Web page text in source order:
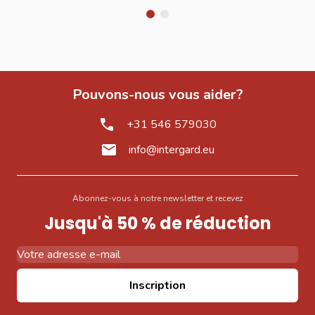
Pouvons-nous vous aider?
+31 546 579030
info@intergard.eu
Abonnez-vous à notre newsletter et recevez
Jusqu'à 50 % de réduction
Inscription